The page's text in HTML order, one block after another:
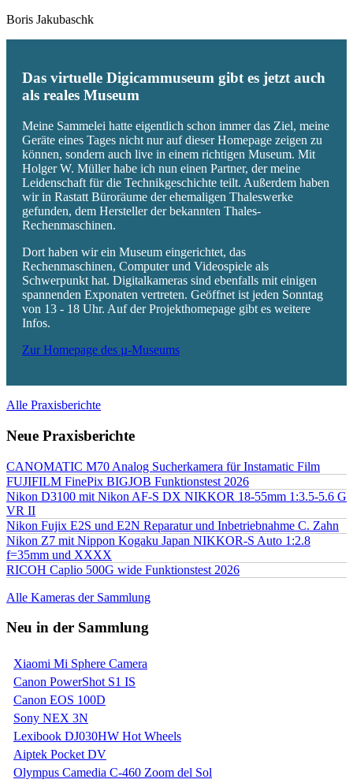
Boris Jakubaschk
Das virtuelle Digicammuseum gibt es jetzt auch
als reales Museum
Meine Sammelei hatte eigentlich schon immer das Ziel, meine
Geräte eines Tages nicht nur auf dieser Homepage zeigen zu
können, sondern auch live in einem richtigen Museum. Mit
Holger W. Müller habe ich nun einen Partner, der meine
Leidenschaft für die Technikgeschichte teilt. Außerdem haben
wir in Rastatt Büroräume der ehemaligen Thaleswerke
gefunden, dem Hersteller der bekannten Thales-
Rechenmaschinen.
Dort haben wir ein Museum eingerichtet, das
Rechenmaschinen, Computer und Videospiele als
Schwerpunkt hat. Digitalkameras sind ebenfalls mit einigen
spannenden Exponaten vertreten. Geöffnet ist jeden Sonntag
von 13 - 18 Uhr. Auf der Projekthomepage gibt es weitere
Infos.
Zur Homepage des µ-Museums
Alle Praxisberichte
Neue Praxisberichte
CANOMATIC M70 Analog Sucherkamera für Instamatic Film
FUJIFILM FinePix BIGJOB Funktionstest 2026
Nikon D3100 mit Nikon AF-S DX NIKKOR 18-55mm 1:3.5-5.6 G
VR II
Nikon Fujix E2S und E2N Reparatur und Inbetriebnahme C. Zahn
Nikon Z7 mit Nippon Kogaku Japan NIKKOR-S Auto 1:2.8
f=35mm und XXXX
RICOH Caplio 500G wide Funktionstest 2026
Alle Kameras der Sammlung
Neu in der Sammlung
Xiaomi Mi Sphere Camera
Canon PowerShot S1 IS
Canon EOS 100D
Sony NEX 3N
Lexibook DJ030HW Hot Wheels
Aiptek Pocket DV
Olympus Camedia C-460 Zoom del Sol